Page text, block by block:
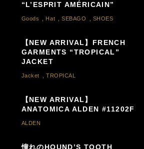
“L’ESPRIT AMÉRICAIN”
Goods , Hat ,SEBAGO , SHOES
【NEW ARRIVAL】FRENCH
GARMENTS “TROPICAL”
JACKET
Jacket ,TROPICAL
【NEW ARRIVAL】
ANATOMICA ALDEN #11202F
ALDEN
憧れのHOUND’S TOOTH